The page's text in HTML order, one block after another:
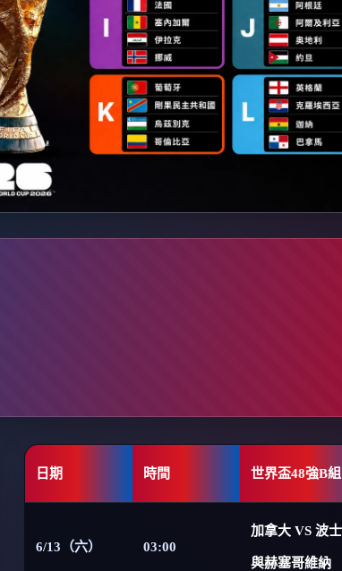
日期 時間 世界盃48強B組
6/13（六） 03:00
加拿大 VS 波
與赫塞哥維納